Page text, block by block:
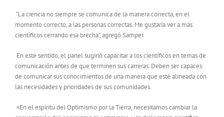
“La ciencia no siempre se comunica de la manera correcta, en el
momento correcto, a las personas correctas. Me gustaría ver a más
científicos cerrando esa brecha”, agregó Samper.
En este sentido, el panel sugirió capacitar a los científicos en temas de
comunicación antes de que terminen sus carreras. Deben ser capaces
de comunicar sus conocimientos de una manera que esté alineada con
las necesidades y prioridades de sus comunidades.
«En el espíritu del Optimismo por la Tierra, necesitamos cambiar la